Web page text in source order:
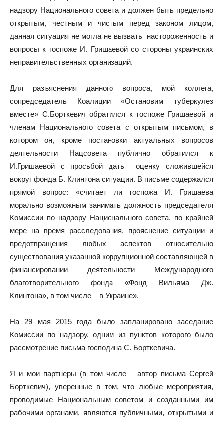
надзору Национального совета и должен быть предельно
открытым, честным и чистым перед законом лицом,
данная ситуация не могла не вызвать настороженность и
вопросы к госпоже И. Гришаевой со стороны украинских
неправительственных организаций.
Для разъяснения данного вопроса, мой коллега,
сопредседатель Коалиции «Остановим туберкулез
вместе» С.Борткевич обратился к госпоже Гришаевой и
членам Национального совета с открытым письмом, в
котором он, кроме постановки актуальных вопросов
деятельности Нацсовета публично обратился к
И.Гришаевой с просьбой дать оценку сложившейся
вокруг фонда Б. Клинтона ситуации. В письме содержался
прямой вопрос: «считает ли госпожа И. Гришаева
морально возможным занимать должность председателя
Комиссии по надзору Национального совета, по крайней
мере на время расследования, прояснение ситуации и
предотвращения любых аспектов относительно
существования указанной коррупционной составляющей в
финансировании деятельности Международного
благотворительного фонда «Фонд Вильяма Дж.
Клинтона», в том числе – в Украине».
На 29 мая 2015 года было запланировано заседание
Комиссии по надзору, одним из пунктов которого было
рассмотрение письма господина С. Борткевича.
Я и мои партнеры (в том числе – автор письма Сергей
Борткевич), уверенные в том, что любые мероприятия,
проводимые Национальным советом и созданными им
рабочими органами, являются публичными, открытыми и